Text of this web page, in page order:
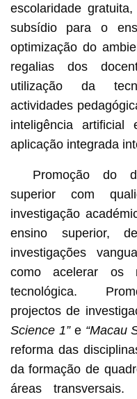
escolaridade
subsídio para o
optimização do
regalias dos
utilização da
actividades
inteligência
aplicação integrada
Promoção do
superior com
investigação
ensino superior,
investigações
como acelerar os
tecnológica.
projectos de
Science 1”e“Macau
reforma das
da formação de
áreas